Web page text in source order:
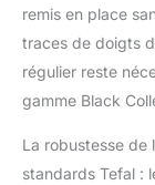
remis en place
traces de doigts
régulier reste
gamme Black
La robustesse de
standards Tefal :